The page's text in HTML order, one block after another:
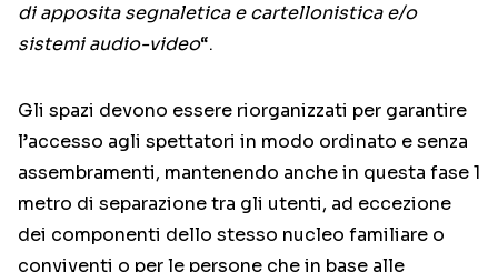
di apposita segnaletica e cartellonistica e/o
sistemi audio-video“.
Gli spazi devono essere riorganizzati per garantire
l’accesso agli spettatori in modo ordinato e senza
assembramenti, mantenendo anche in questa fase 1
metro di separazione tra gli utenti, ad eccezione
dei componenti dello stesso nucleo familiare o
conviventi o per le persone che in base alle